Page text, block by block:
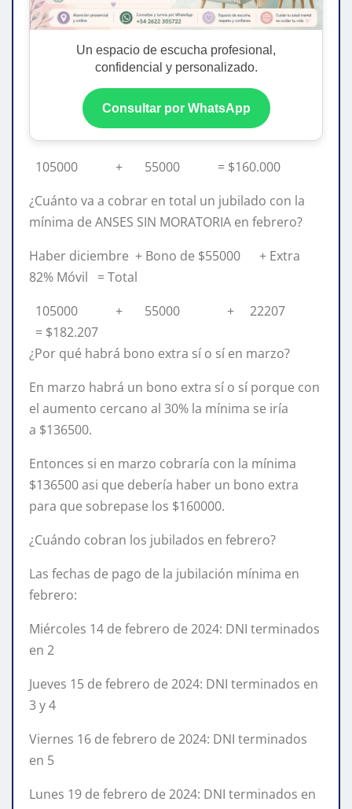
Un espacio de escucha profesional,
confidencial y personalizado.
Consultar por WhatsApp
105000 + 55000 = $160.000
¿Cuánto va a cobrar en total un jubilado con la
mínima de ANSES SIN MORATORIA en febrero?
Haber diciembre + Bono de $55000 + Extra
82% Móvil = Total
105000 + 55000 + 22207
= $182.207
¿Por qué habrá bono extra sí o sí en marzo?
En marzo habrá un bono extra sí o sí porque con
el aumento cercano al 30% la mínima se iría
a $136500.
Entonces si en marzo cobraría con la mínima
$136500 asi que debería haber un bono extra
para que sobrepase los $160000.
¿Cuándo cobran los jubilados en febrero?
Las fechas de pago de la jubilación mínima en
febrero:
Miércoles 14 de febrero de 2024: DNI terminados
en 2
Jueves 15 de febrero de 2024: DNI terminados en
3 y 4
Viernes 16 de febrero de 2024: DNI terminados
en 5
Lunes 19 de febrero de 2024: DNI terminados en